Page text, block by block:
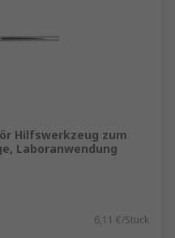
Hilfswerkzeug zum
Laboranwendung
6,11 €/Stück